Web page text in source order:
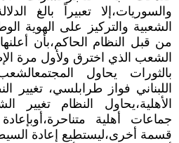
والسوريات،إلا تعبيراً بالغ
الشعبية والتركيز على الهوية
من قبل النظام الحاكم،بأن
الشعب الذي اخترق ولأول مرة
بالثورات يحاول
اللبناني فواز طرابلسي، تغيير
الأهلية،يحاول النظام تغيير
جماعات أهلية
قسمة أخرى،ليستطيع إعادة